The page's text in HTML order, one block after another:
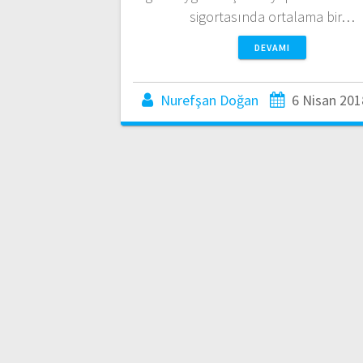
sigortasında ortalama bir…
DEVAMI
Nurefşan Doğan 6 Nisan